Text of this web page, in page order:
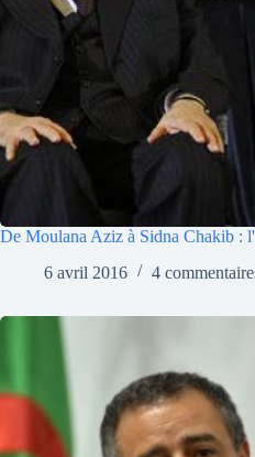
De Moulana Aziz à Sidna Chakib :
6 avril 2016
4